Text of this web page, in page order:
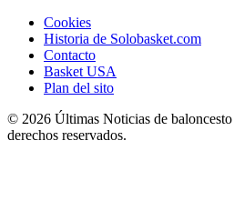
Cookies
Historia de Solobasket.com
Contacto
Basket USA
Plan del sito
© 2026 Últimas Noticias de
derechos reservados.